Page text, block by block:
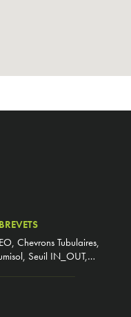
Chevrons Tubulaires,
Seuil IN_OUT,…